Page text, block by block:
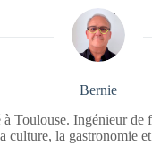
Bernie
Toulouse. Ingénieur
culture, la gastronomie